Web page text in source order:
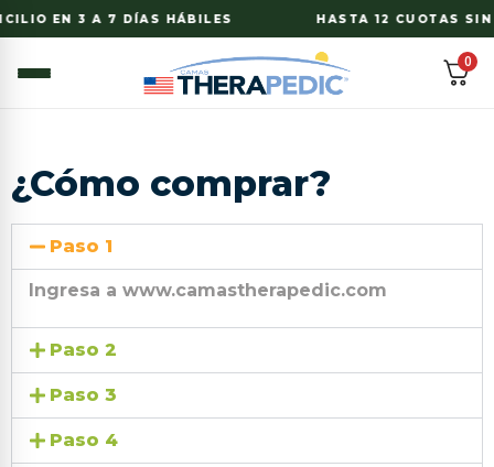
EN 3 A 7 DÍAS HÁBILES HASTA 12 CUOTAS SIN
0
¿Cómo comprar?
Paso 1
Ingresa a www.camastherapedic.com
Paso 2
Paso 3
Paso 4